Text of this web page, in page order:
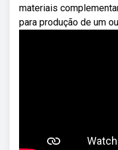
materiais
para produção de um